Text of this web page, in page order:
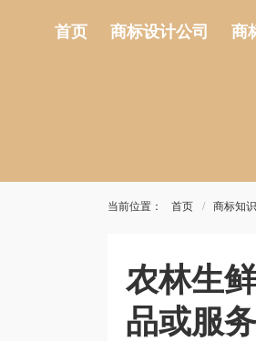
首页 商标设计公司 商
当前位置： 首页 商标知识
农林生
品或服